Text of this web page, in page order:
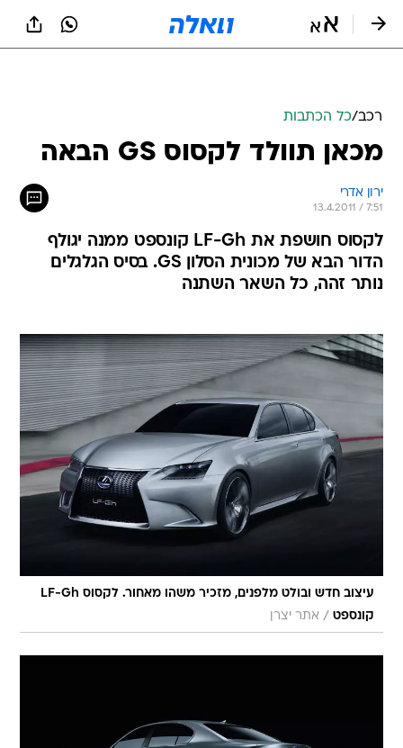
רכב/כל הכתבות
מכאן תוולד לקסוס GS הבאה
ירון אדרי
13.4.2011 / 7:51
לקסוס חושפת את LF-Gh קונספט ממנה יגולף
הדור הבא של מכונית הסלון GS. בסיס הגלגלים
נותר זהה, כל השאר השתנה
עיצוב חדש ובולט מלפנים, מזכיר משהו מאחור. לקסוס LF-Gh
קונספט / אתר יצרן